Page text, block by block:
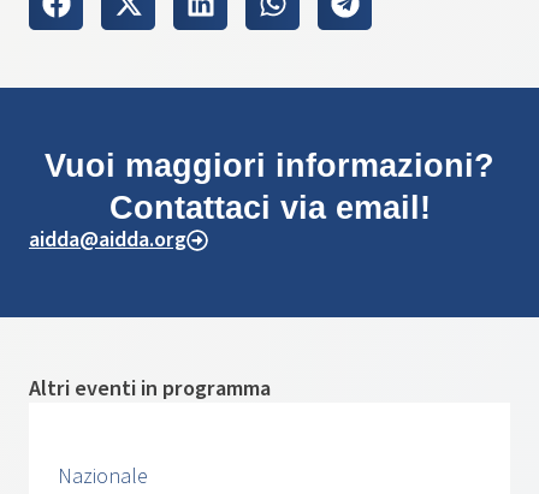
Vuoi maggiori informazioni?
Contattaci via email!
aidda@aidda.org
Altri eventi in programma
Nazionale